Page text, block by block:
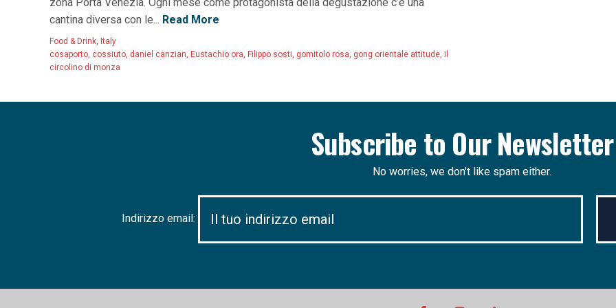
zona Porta Venezia. Ogni mese come protagonista della degustazione c’è una
cantina diversa con le... Read More
Food & Drink, Italy
cosaporto, cossiuto, daniel canzian, Eustachio ora, Filippo sosti, gomitolo rosa, gong orientale attitude, il
circolino di monza
Subscribe to Our Newsletter
No worries, we don't like spam either.
Indirizzo email: